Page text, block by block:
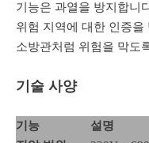
기능은 과열을 방지합니
위험 지역에 대한 인증
소방관처럼 위험을 막도
기술 사양
기능
설명